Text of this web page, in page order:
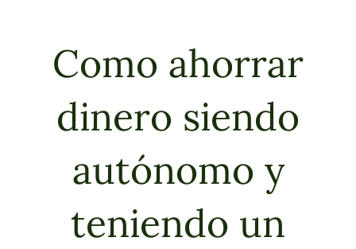
Como ahorrar
dinero siendo
autónomo y
teniendo un